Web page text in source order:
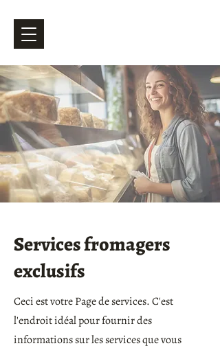
Services fromagers
exclusifs
Ceci est votre Page de services. C'est
l'endroit idéal pour fournir des
informations sur les services que vous